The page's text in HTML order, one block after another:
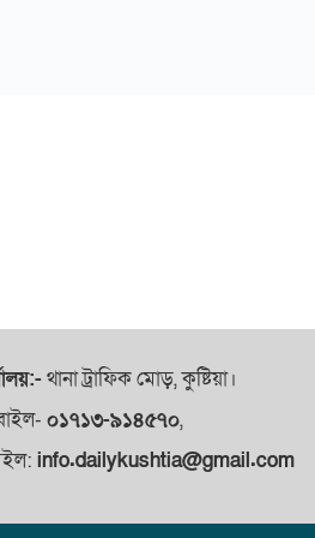
থানা ট্রাফিক মোড়, কুষ্টিয়া।
০১৭১৩-৯১৪৫৭০,
info.dailykushtia@gmail.com